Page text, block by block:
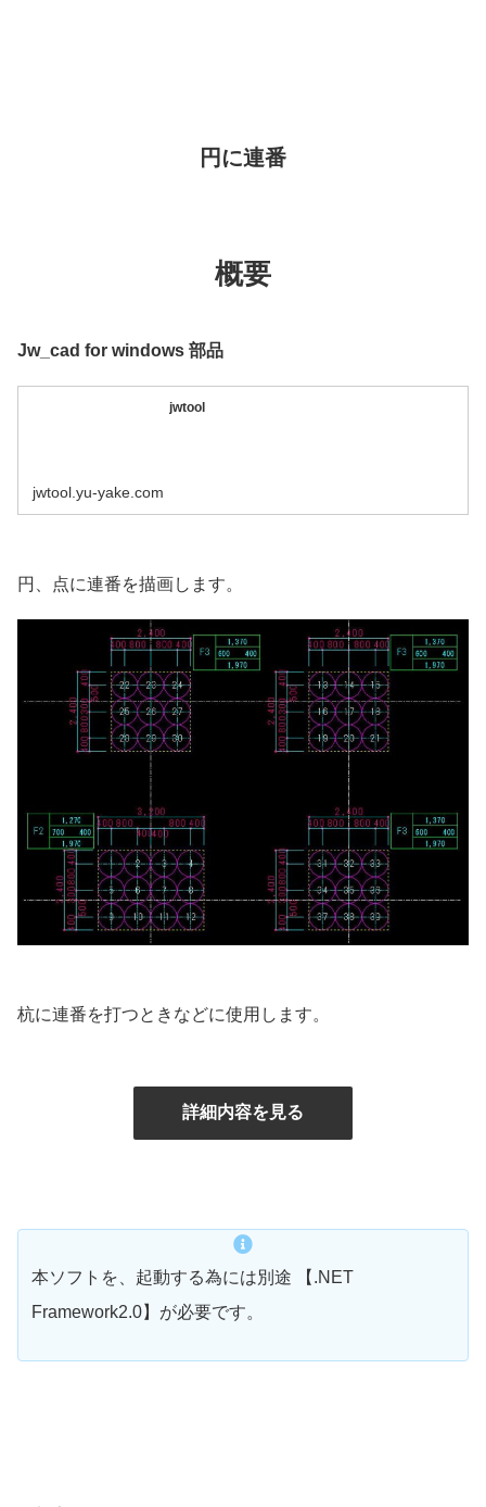
円に連番
概要
Jw_cad for windows 部品
jwtool
jwtool.yu-yake.com
円、点に連番を描画します。
杭に連番を打つときなどに使用します。
詳細内容を見る
本ソフトを、起動する為には別途 【.NET
Framework2.0】が必要です。